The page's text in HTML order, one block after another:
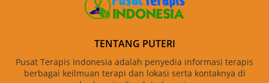
TENTANG PUTERI
Pusat Terapis Indonesia adalah penyedia informasi terapis
berbagai keilmuan terapi dan lokasi serta kontaknya di